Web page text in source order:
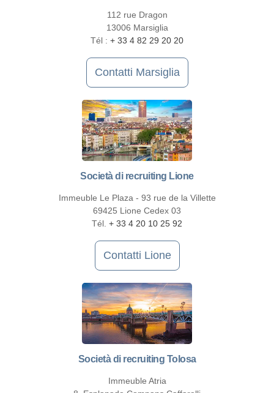
112 rue Dragon
13006 Marsiglia
Tél : + 33 4 82 29 20 20
Contatti Marsiglia
Società di recruiting Lione
Immeuble Le Plaza - 93 rue de la Villette
69425 Lione Cedex 03
Tél. + 33 4 20 10 25 92
Contatti Lione
Società di recruiting Tolosa
Immeuble Atria